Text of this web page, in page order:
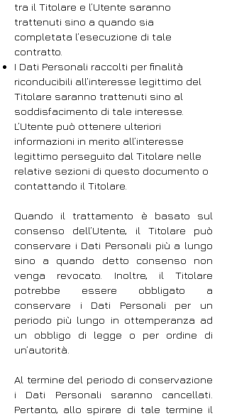
tra il Titolare e l’Utente saranno
trattenuti sino a quando sia
completata l’esecuzione di tale
contratto.
I Dati Personali raccolti per finalità
riconducibili all’interesse legittimo del
Titolare saranno trattenuti sino al
soddisfacimento di tale interesse.
L’Utente può ottenere ulteriori
informazioni in merito all’interesse
legittimo perseguito dal Titolare nelle
relative sezioni di questo documento o
contattando il Titolare.
Quando il trattamento è basato sul
consenso dell’Utente, il Titolare può
conservare i Dati Personali più a lungo
sino a quando detto consenso non
venga revocato. Inoltre, il Titolare
potrebbe essere obbligato a
conservare i Dati Personali per un
periodo più lungo in ottemperanza ad
un obbligo di legge o per ordine di
un’autorità.
Al termine del periodo di conservazione
i Dati Personali saranno cancellati.
Pertanto, allo spirare di tale termine il